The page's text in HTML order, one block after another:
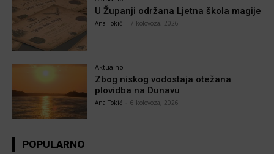
U Županji održana Ljetna škola magije
Ana Tokić 7 kolovoza, 2026
Aktualno
Zbog niskog vodostaja otežana
plovidba na Dunavu
Ana Tokić 6 kolovoza, 2026
POPULARNO